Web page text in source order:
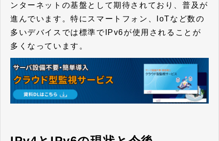
ンターネットの基盤として期待されており、普及が
進んでいます。特にスマートフォン、IoTなど数の
多いデバイスでは標準でIPv6が使用されることが
多くなっています。